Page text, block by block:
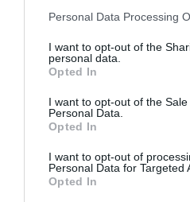
Personal Data Processing
I want to opt-out of the
personal data.
Opted In
I want to opt-out of the
Personal Data.
Opted In
I want to opt-out of
Personal Data for Targeted
Opted In
sarà più l'allenatore del
stagione. Il club ha annunciato